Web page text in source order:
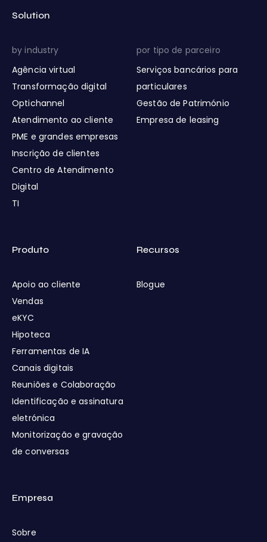
Solution
by industry
Agência virtual
Transformação digital
Optichannel
Atendimento ao cliente
PME e grandes empresas
Inscrição de clientes
Centro de Atendimento
Digital
TI
por tipo de parceiro
Serviços bancários para
particulares
Gestão de Património
Empresa de leasing
Produto
Apoio ao cliente
Vendas
eKYC
Hipoteca
Ferramentas de IA
Canais digitais
Reuniões e Colaboração
Identificação e assinatura
eletrónica
Monitorização e gravação
de conversas
Recursos
Blogue
Empresa
Sobre